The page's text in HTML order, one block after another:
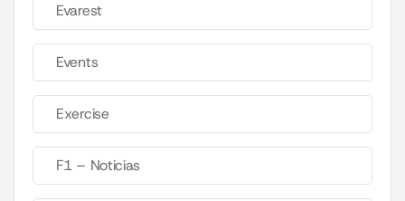
Evarest
Events
Exercise
F1 – Noticias